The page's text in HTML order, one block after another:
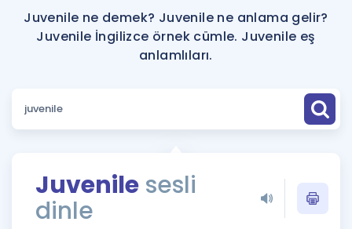
ÜYE DEĞİLİM
Faydalı Araçlar
Sözlük
Rehberlik Aracı
ÖSYM Sınav Takvimi
Hakkımızda
Juvenile ne demek? Juvenile ne anlama gelir?
Juvenile İngilizce örnek cümle. Juvenile eş
anlamlıları.
Juvenile sesli
dinle